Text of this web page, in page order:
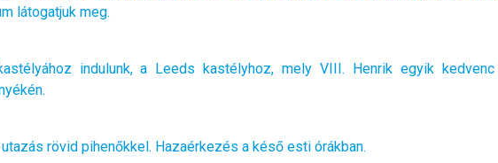
látogatjuk meg.
indulunk, a Leeds kastélyhoz, mely VIII. Henrik egyik
rövid pihenőkkel. Hazaérkezés a késő esti órákban.